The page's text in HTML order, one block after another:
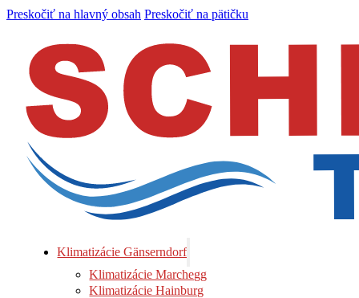
Preskočiť na hlavný obsah Preskočiť na pätičku
Klimatizácie Gänserndorf
Klimatizácie Marchegg
Klimatizácie Hainburg